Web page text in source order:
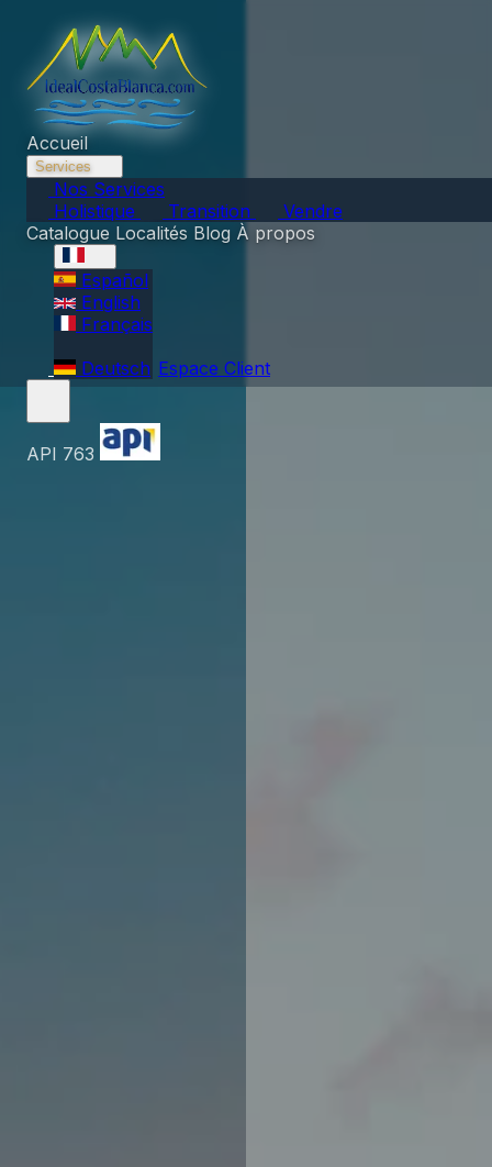
Accueil
Services
Nos Services
Holistique
Transition
Vendre
Catalogue Localités Blog À propos
Español
English
Français
Deutsch Espace Client
API 763
CONTACTER MAINTENANT